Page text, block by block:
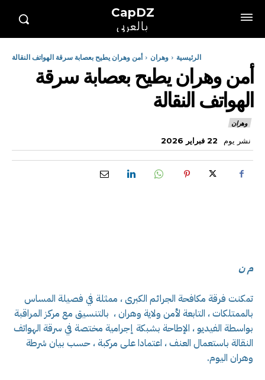
CapDZ
بالعربي
الرئيسية وهران أمن وهران يطيح بعصابة سرقة الهواتف النقالة
أمن وهران يطيح بعصابة سرقة
الهواتف النقالة
وهران
نشر يوم 22 فبراير 2026
م ن
تمكنت فرقة مكافحة الجرائم الكبرى ، ممثلة في فصيلة المساس
بالممتلكات ، التابعة لأمن ولاية وهران ، بالتنسيق مع مركز المراقبة
بواسطة الفيديو ، الإطاحة بشبكة إجرامية مختصة في سرقة الهواتف
النقالة باستعمال العنف ، اعتمادا على مركبة ، حسب بيان شرطة
وهران اليوم.